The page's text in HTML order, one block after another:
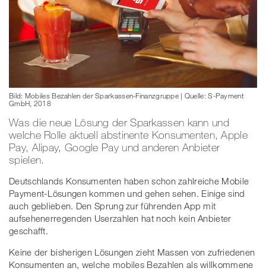
Bild: Mobiles Bezahlen der Sparkassen-Finanzgruppe | Quelle: S-Payment
GmbH, 2018
Was die neue Lösung der Sparkassen kann und
welche Rolle aktuell abstinente Konsumenten, Apple
Pay, Alipay, Google Pay und anderen Anbieter
spielen.
Deutschlands Konsumenten haben schon zahlreiche Mobile
Payment-Lösungen kommen und gehen sehen. Einige sind
auch geblieben. Den Sprung zur führenden App mit
aufsehenerregenden Userzahlen hat noch kein Anbieter
geschafft.
Keine der bisherigen Lösungen zieht Massen von zufriedenen
Konsumenten an, welche mobiles Bezahlen als willkommene